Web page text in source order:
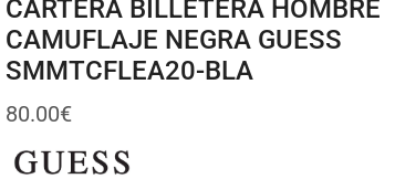
CARTERA BILLETERA HOMBRE
CAMUFLAJE NEGRA GUESS
SMMTCFLEA20-BLA
80.00€